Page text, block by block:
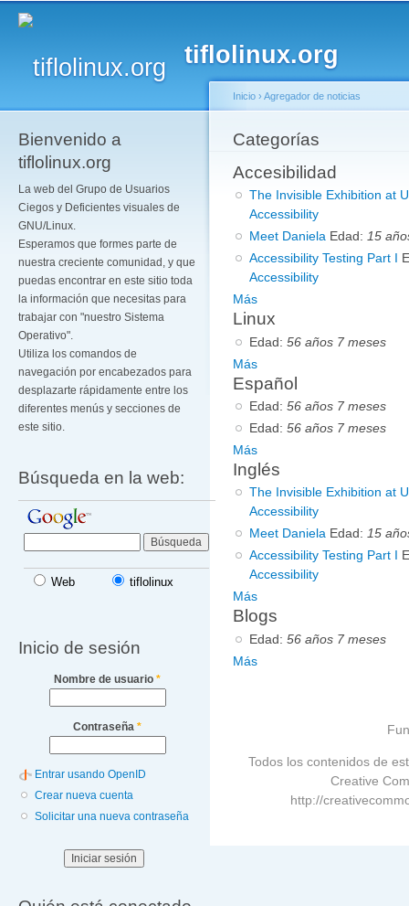
tiflolinux.org
Bienvenido a
tiflolinux.org
La web del Grupo de Usuarios
Ciegos y Deficientes visuales de
GNU/Linux.
Esperamos que formes parte de
nuestra creciente comunidad, y que
puedas encontrar en este sitio toda
la información que necesitas para
trabajar con "nuestro Sistema
Operativo".
Utiliza los comandos de
navegación por encabezados para
desplazarte rápidamente entre los
diferentes menús y secciones de
este sitio.
Búsqueda en la web:
Web tiflolinux
Inicio de sesión
Nombre de usuario *
Contraseña *
Entrar usando OpenID
Crear nueva cuenta
Solicitar una nueva contraseña
Se encuentra usted
Inicio › Agregador de noticias
Categorías
Accesibilidad
The Invisible Exhibition at
Accessibility
Meet Daniela Edad:15
Accessibility Testing Part I
Accessibility
Más
Linux
Edad:56 años 7 meses
Más
Español
Edad:56 años 7 meses
Edad:56 años 7 meses
Más
Inglés
The Invisible Exhibition at
Accessibility
Meet Daniela Edad:15
Accessibility Testing Part I
Accessibility
Más
Blogs
Edad:56 años 7 meses
Más
Todos los contenidos de
Creative
http://